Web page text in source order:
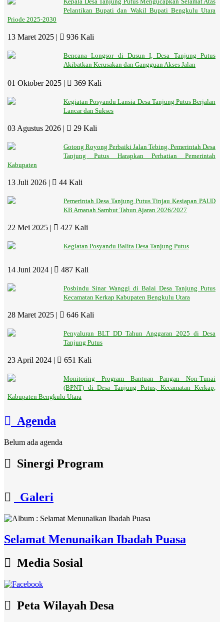
Pelantikan Bupati dan Wakil Bupati Bengkulu Utara
Priode 2025-2030
13 Maret 2025 | 936 Kali
Bencana Longsor di Dusun I, Desa Tanjung Putus
Akibatkan Kerusakan dan Gangguan Akses Jalan
01 Oktober 2025 | 369 Kali
Kegiatan Posyandu Lansia Desa Tanjung Putus Berjalan
Lancar dan Sukses
03 Agustus 2026 | 29 Kali
Gotong Royong Perbaiki Jalan Tebing, Pemerintah Desa
Tanjung Putus Harapkan Perhatian Pemerintah
Kabupaten
13 Juli 2026 | 44 Kali
Pemerintah Desa Tanjung Putus Tinjau Kesiapan PAUD
KB Amanah Sambut Tahun Ajaran 2026/2027
22 Mei 2025 | 427 Kali
Kegiatan Posyandu Balita Desa Tanjung Putus
14 Juni 2024 | 487 Kali
Posbindu Sinar Wanggi di Balai Desa Tanjung Putus
Kecamatan Kerkap Kabupaten Bengkulu Utara
28 Maret 2025 | 646 Kali
Penyaluran BLT DD Tahun Anggaran 2025 di Desa
Tanjung Putus
23 April 2024 | 651 Kali
Monitoring Program Bantuan Pangan Non-Tunai
(BPNT) di Desa Tanjung Putus, Kecamatan Kerkap,
Kabupaten Bengkulu Utara
Agenda
Belum ada agenda
Sinergi Program
Galeri
Selamat Menunaikan Ibadah Puasa
Media Sosial
Peta Wilayah Desa